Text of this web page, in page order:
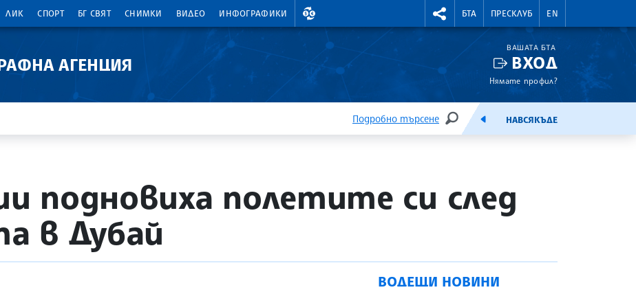
ЛИК СПОРТ БГ СВЯТ СНИМКИ ВИДЕО ИНФОГРАФИКИ
ВАЛУТНИ КУРСОВЕ RIGHTMENU.SOCIAL
БТА ПРЕСКЛУБ EN
АГЕНЦИЯ
ВАШАТА БТА
ВХОД
Нямате профил?
Подробно търсене
ТЪРСЕНЕЕМИСИЯНАВСЯКЪДЕ
подновиха полетите си след
в Дубай
ВОДЕЩИ НОВИНИ